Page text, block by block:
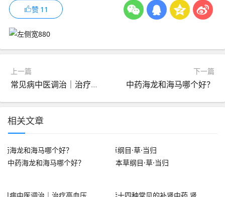
赞 11
上一篇
常见病中医调治｜治疗高血压常用的单味中药有哪些？
下一篇
中药海龙和海马哪个好？
相关文章
中药海龙和海马哪个好？ 本草纲目·草·当归